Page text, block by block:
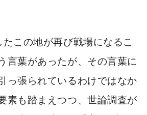
この地が再び戦場になるこ
言葉があったが、その言葉に
っ張られているわけではなか
素も踏まえつつ、世論調査が